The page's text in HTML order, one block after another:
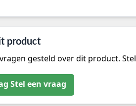
product
gesteld over dit product.
Stel een vraag